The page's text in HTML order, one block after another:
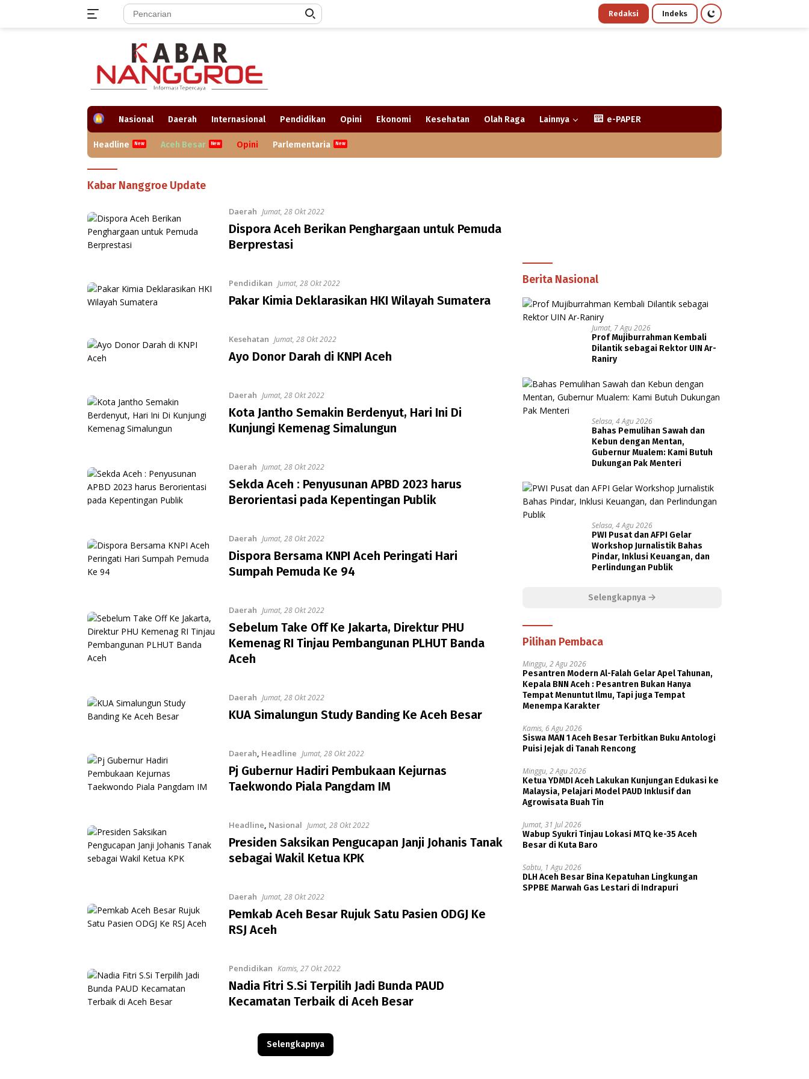
Redaksi Indeks
H
e
Nasional Daerah Internasional Pendidikan Opini Ekonomi Kesehatan Olah Raga Lainnya e-PAPER
Headline Aceh Besar Opini Parlementaria
Kabar
Kabar Nanggroe Update
Daerah Jumat, 28 Okt 2022
Dispora Aceh Berikan Penghargaan untuk Pemuda
Berprestasi
Pendidikan Jumat, 28 Okt 2022
Pakar Kimia Deklarasikan HKI Wilayah Sumatera
Kesehatan Jumat, 28 Okt 2022
Ayo Donor Darah di KNPI Aceh
Daerah Jumat, 28 Okt 2022
Kota Jantho Semakin Berdenyut, Hari Ini Di
Kunjungi Kemenag Simalungun
Daerah Jumat, 28 Okt 2022
Sekda Aceh : Penyusunan APBD 2023 harus
Berorientasi pada Kepentingan Publik
Daerah Jumat, 28 Okt 2022
Dispora Bersama KNPI Aceh Peringati Hari
Sumpah Pemuda Ke 94
Daerah Jumat, 28 Okt 2022
Sebelum Take Off Ke Jakarta, Direktur PHU
Kemenag RI Tinjau Pembangunan PLHUT Banda
Aceh
Daerah Jumat, 28 Okt 2022
KUA Simalungun Study Banding Ke Aceh Besar
Daerah, Headline Jumat, 28 Okt 2022
Pj Gubernur Hadiri Pembukaan Kejurnas
Taekwondo Piala Pangdam IM
Headline, Nasional Jumat, 28 Okt 2022
Presiden Saksikan Pengucapan Janji Johanis Tanak
sebagai Wakil Ketua KPK
Daerah Jumat, 28 Okt 2022
Pemkab Aceh Besar Rujuk Satu Pasien ODGJ Ke
RSJ Aceh
Pendidikan Kamis, 27 Okt 2022
Nadia Fitri S.Si Terpilih Jadi Bunda PAUD
Kecamatan Terbaik di Aceh Besar
Selengkapnya
Berita Nasional
Jumat, 7 Agu 2026
Prof Mujiburrahman Kembali
Dilantik sebagai Rektor UIN Ar-
Raniry
Selasa, 4 Agu 2026
Bahas Pemulihan Sawah dan
Kebun dengan Mentan,
Gubernur Mualem: Kami Butuh
Dukungan Pak Menteri
Selasa, 4 Agu 2026
PWI Pusat dan AFPI Gelar
Workshop Jurnalistik Bahas
Pindar, Inklusi Keuangan, dan
Perlindungan Publik
Selengkapnya
Pilihan Pembaca
Minggu, 2 Agu 2026
Pesantren Modern Al-Falah Gelar Apel Tahunan,
Kepala BNN Aceh : Pesantren Bukan Hanya
Tempat Menuntut Ilmu, Tapi juga Tempat
Menempa Karakter
Kamis, 6 Agu 2026
Siswa MAN 1 Aceh Besar Terbitkan Buku Antologi
Puisi Jejak di Tanah Rencong
Minggu, 2 Agu 2026
Ketua YDMDI Aceh Lakukan Kunjungan Edukasi ke
Malaysia, Pelajari Model PAUD Inklusif dan
Agrowisata Buah Tin
Jumat, 31 Jul 2026
Wabup Syukri Tinjau Lokasi MTQ ke-35 Aceh
Besar di Kuta Baro
Sabtu, 1 Agu 2026
DLH Aceh Besar Bina Kepatuhan Lingkungan
SPPBE Marwah Gas Lestari di Indrapuri